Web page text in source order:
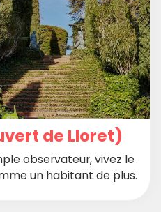
de Lloret)
observateur, vivez le
un habitant de plus.